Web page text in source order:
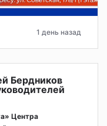
1 день назад
Бердников
Центра